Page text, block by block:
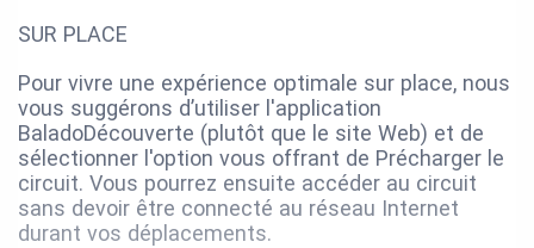
SUR PLACE
Pour vivre une expérience optimale sur place, nous
vous suggérons d’utiliser l'application
BaladoDécouverte (plutôt que le site Web) et de
sélectionner l'option vous offrant de Précharger le
circuit. Vous pourrez ensuite accéder au circuit
sans devoir être connecté au réseau Internet
durant vos déplacements.